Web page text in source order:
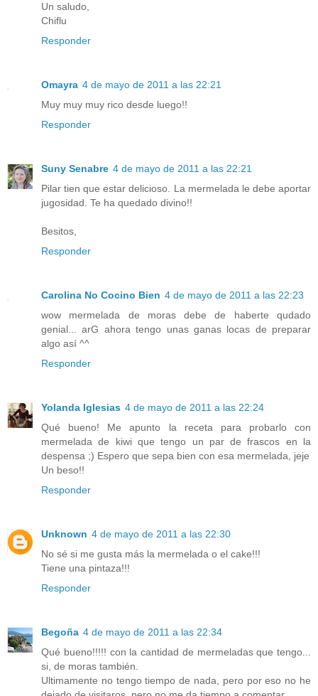
Un saludo,
Chiflu
Responder
Omayra 4 de mayo de 2011 a las 22:21
Muy muy muy rico desde luego!!
Responder
Suny Senabre 4 de mayo de 2011 a las 22:21
Pilar tien que estar delicioso. La mermelada le debe aportar
jugosidad. Te ha quedado divino!!
Besitos,
Responder
Carolina No Cocino Bien 4 de mayo de 2011 a las 22:23
wow mermelada de moras debe de haberte qudado
genial... arG ahora tengo unas ganas locas de preparar
algo así ^^
Responder
Yolanda Iglesias 4 de mayo de 2011 a las 22:24
Qué bueno! Me apunto la receta para probarlo con
mermelada de kiwi que tengo un par de frascos en la
despensa ;) Espero que sepa bien con esa mermelada, jeje
Un beso!!
Responder
Unknown 4 de mayo de 2011 a las 22:30
No sé si me gusta más la mermelada o el cake!!!
Tiene una pintaza!!!
Responder
Begoña 4 de mayo de 2011 a las 22:34
Qué bueno!!!!! con la cantidad de mermeladas que tengo...
si, de moras también.
Ultimamente no tengo tiempo de nada, pero por eso no he